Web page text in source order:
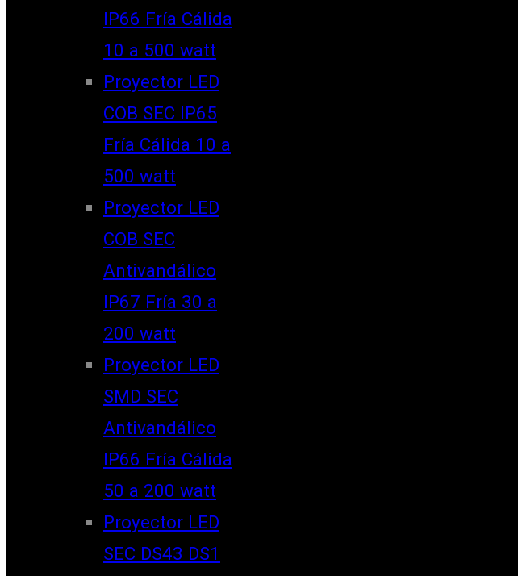
IP66 Fría Cálida
10 a 500 watt
Proyector LED
COB SEC IP65
Fría Cálida 10 a
500 watt
Proyector LED
COB SEC
Antivandálico
IP67 Fría 30 a
200 watt
Proyector LED
SMD SEC
Antivandálico
IP66 Fría Cálida
50 a 200 watt
Proyector LED
SEC DS43 DS1